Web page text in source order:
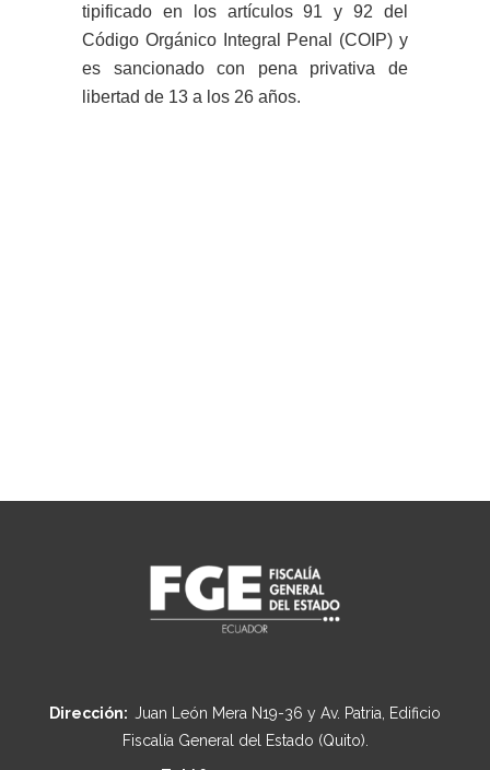
tipificado en los artículos 91 y 92 del
Código Orgánico Integral Penal (COIP) y
es sancionado con pena privativa de
libertad de 13 a los 26 años.
Dirección: Juan León Mera N19-36 y Av. Patria, Edificio
Fiscalía General del Estado (Quito).